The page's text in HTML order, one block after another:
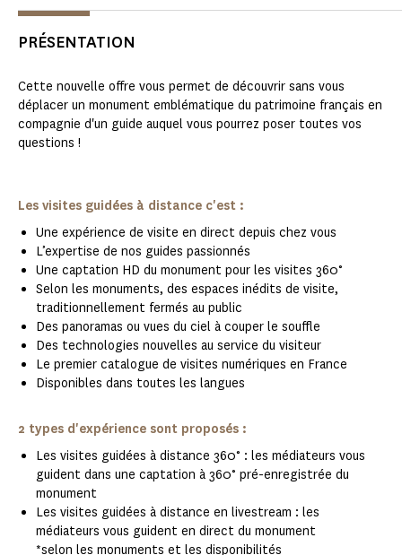
PRÉSENTATION
Cette nouvelle offre vous permet de découvrir sans vous
déplacer un monument emblématique du patrimoine français en
compagnie d'un guide auquel vous pourrez poser toutes vos
questions !
Les visites guidées à distance c'est :
Une expérience de visite en direct depuis chez vous
L’expertise de nos guides passionnés
Une captation HD du monument pour les visites 360°
Selon les monuments, des espaces inédits de visite,
traditionnellement fermés au public
Des panoramas ou vues du ciel à couper le souffle
Des technologies nouvelles au service du visiteur
Le premier catalogue de visites numériques en France
Disponibles dans toutes les langues
2 types d'expérience sont proposés :
Les visites guidées à distance 360° : les médiateurs vous
guident dans une captation à 360° pré-enregistrée du
monument
Les visites guidées à distance en livestream : les
médiateurs vous guident en direct du monument
*selon les monuments et les disponibilités